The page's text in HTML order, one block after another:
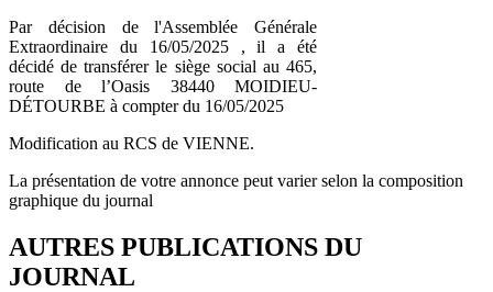
Par décision de l'Assemblée Générale
Extraordinaire du 16/05/2025 , il a été
décidé de transférer le siège social au 465,
route de l’Oasis 38440 MOIDIEU-
DÉTOURBE à compter du 16/05/2025
Modification au RCS de VIENNE.
La présentation de votre annonce peut varier selon la composition
graphique du journal
AUTRES PUBLICATIONS DU
JOURNAL